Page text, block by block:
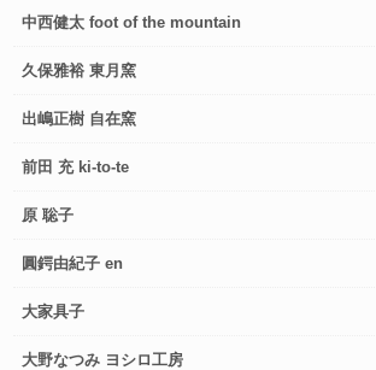
中西健太 foot of the mountain
久保雅裕 東月窯
出嶋正樹 自在窯
前田 充 ki-to-te
原 聡子
圓鍔由紀子 en
大家具子
大野なつみ ヨシロ工房